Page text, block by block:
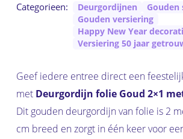
Categorieen: Deurgordijnen
Gouden
Gouden versiering
Happy New Year
Versiering 50 jaar
Geef iedere entree direct een
met Deurgordijn folie Goud 2×1
Dit gouden deurgordijn van folie is 2
cm breed en zorgt in één keer voor